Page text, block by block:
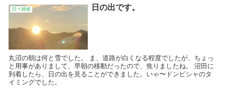
日々雑感 日の出です。
丸沼の朝は何と雪でした。 ま、道路が白くなる程度でしたが、ちょっ
と用事がありまして、早朝の移動だったので、焦りましたね。 沼田に
到着したら、日の出を見ることができました。いゃ〜ドンピシャのタ
イミングでした。